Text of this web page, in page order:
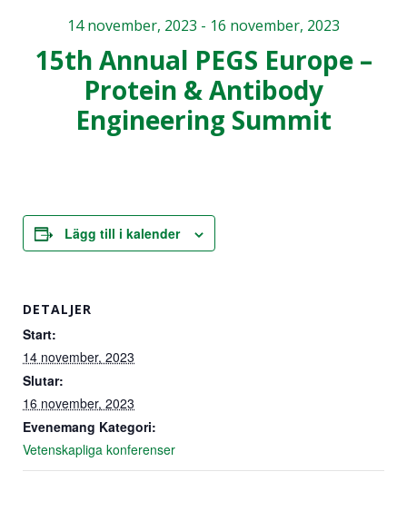
14 november, 2023 - 16 november, 2023
15th Annual PEGS Europe –
Protein & Antibody
Engineering Summit
Lägg till i kalender
DETALJER
Start:
14 november, 2023
Slutar:
16 november, 2023
Evenemang Kategori:
Vetenskapliga konferenser
Upplevelse
För att vår
hemsida ska
prestera så
besök. Om
du nekar de
här kakorna
att försvinna
från
hemsidan.
Marknadsföring
Genom att dela
med dig av dina